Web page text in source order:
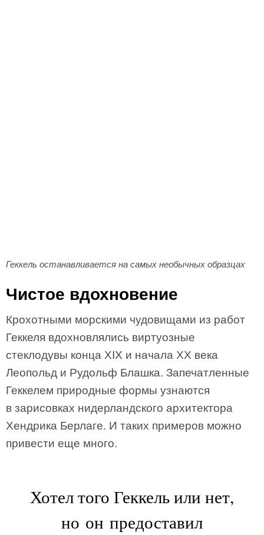
Геккель останавливается на самых необычных образцах
Чистое вдохновение
Крохотными морскими чудовищами из работ
Геккеля вдохновлялись виртуозные
стеклодувы конца XIX и начала XX века
Леопольд и Рудольф Блашка. Запечатленные
Геккелем природные формы узнаются
в зарисовках нидерландского архитектора
Хендрика Берлаге. И таких примеров можно
привести еще много.
Хотел того Геккель или нет,
но он предоставил